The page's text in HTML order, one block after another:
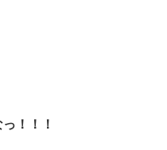
！！！